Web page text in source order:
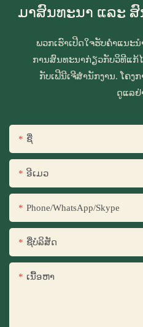
ມາສົນທະນາ ແລະ
ພວກເຮົາເປີດໃຈຮັບຄຳແນະ
ການສົນທະນາກ່ຽວກັບວິທີແກ້
ກັບເຟີນີເຈີສຳນັກງານ. ໂຄງ
ດູແລຢ່
ຊື່
ອີເມວ
Phone/WhatsApp/Skype
ຊື່​ບໍ​ລິ​ສັດ
ເນື້ອຫາ